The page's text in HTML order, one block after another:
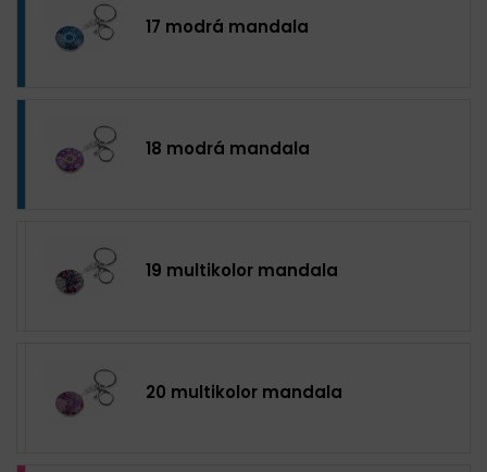
17 modrá mandala
18 modrá mandala
19 multikolor mandala
20 multikolor mandala